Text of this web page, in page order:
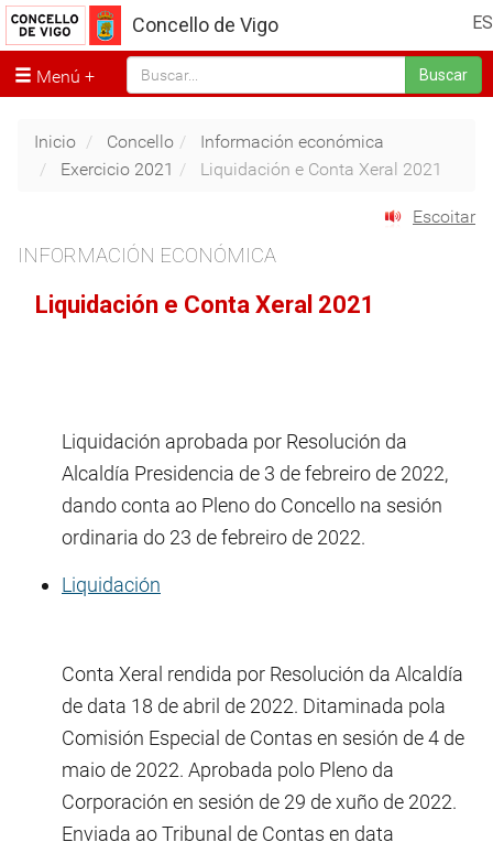
ES
Concello de Vigo
Menú Buscar
Inicio Concello
Información económica
Exercicio 2021
Liquidación e Conta Xeral 2021
Escoitar
INFORMACIÓN ECONÓMICA
Liquidación e Conta Xeral 2021
Liquidación aprobada por Resolución da
Alcaldía Presidencia de 3 de febreiro de 2022,
dando conta ao Pleno do Concello na sesión
ordinaria do 23 de febreiro de 2022.
Liquidación
Conta Xeral rendida por Resolución da Alcaldía
de data 18 de abril de 2022. Ditaminada pola
Comisión Especial de Contas en sesión de 4 de
maio de 2022. Aprobada polo Pleno da
Corporación en sesión de 29 de xuño de 2022.
Enviada ao Tribunal de Contas en data